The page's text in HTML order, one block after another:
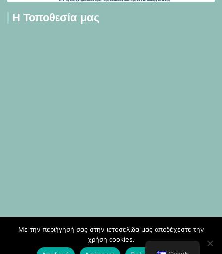
Η Τοποθεσία μας
Με την περιήγησή σας στην ιστοσελίδα μας αποδέχεστε την
χρήση cookies.